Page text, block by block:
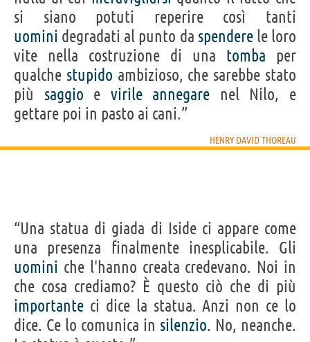
si siano potuti reperire così tanti
uomini degradati al punto da spenderele loro
vite nella costruzione di una tomba per
qualche stupido ambizioso, che sarebbe stato
più saggio e virile annegare nel Nilo, e
gettare poi in pasto ai cani.”
HENRY DAVID THOREAU
“Una statua di giada di Iside ci appare come
una presenza finalmente inesplicabile. Gli
uomini che l'hanno creata credevano. Noi in
che cosa crediamo? È questo ciò che di più
importante ci dice la statua. Anzi non ce lo
dice. Ce lo comunica in silenzio. No, neanche.